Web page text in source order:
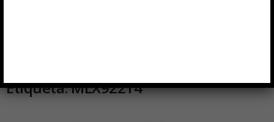
Etiqueta: MLX92214